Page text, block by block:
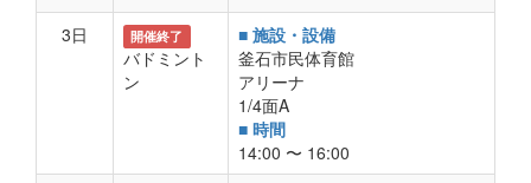
3日
開催終了
バドミント
ン
■ 施設・設備
釜石市民体育館
アリーナ
1/4面A
■ 時間
14:00 〜 16:00